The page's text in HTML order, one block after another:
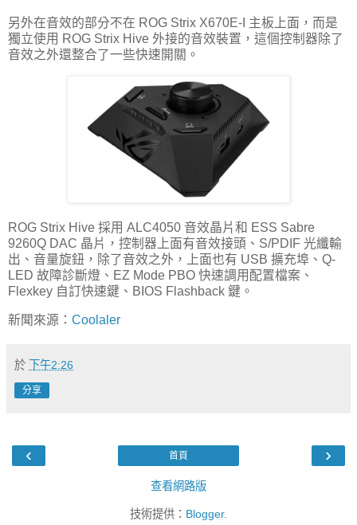
另外在音效的部分不在 ROG Strix X670E-I 主板上面，而是
獨立使用 ROG Strix Hive 外接的音效裝置，這個控制器除了
音效之外還整合了一些快速開關。
ROG Strix Hive 採用 ALC4050 音效晶片和 ESS Sabre
9260Q DAC 晶片，控制器上面有音效接頭、S/PDIF 光纖輸
出、音量旋鈕，除了音效之外，上面也有 USB 擴充埠、Q-
LED 故障診斷燈、EZ Mode PBO 快速調用配置檔案、
Flexkey 自訂快速鍵、BIOS Flashback 鍵。
新聞來源： Coolaler
於 下午2:26
分享
‹ ›
首頁
查看網路版
技術提供： Blogger.